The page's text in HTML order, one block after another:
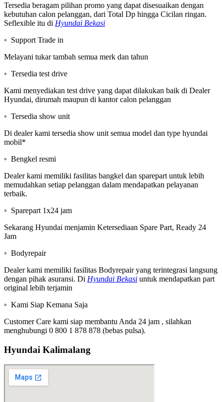
Tersedia beragam pilihan promo yang dapat disesuaikan dengan
kebutuhan calon pelanggan, dari Total Dp hingga Cicilan ringan.
Seflexible itu di Hyundai Bekasi
◦ Support Trade in
Melayani tukar tambah semua merk dan tahun
◦ Tersedia test drive
Kami menyediakan test drive yang dapat dilakukan baik di Dealer
Hyundai, dirumah maupun di kantor calon pelanggan
◦ Tersedia show unit
Di dealer kami tersedia show unit semua model dan type hyundai
mobil*
◦ Bengkel resmi
Dealer kami memiliki fasilitas bangkel dan sparepart untuk lebih
memudahkan setiap pelanggan dalam mendapatkan pelayanan
terbaik.
◦ Sparepart 1x24 jam
Sekarang Hyundai menjamin Ketersediaan Spare Part, Ready 24
Jam
◦ Bodyrepair
Dealer kami memiliki fasilitas Bodyrepair yang terintegrasi langsung
dengan pihak asuransi. Di Hyundai Bekasi untuk mendapatkan part
original lebih terjamin
◦ Kami Siap Kemana Saja
Customer Care kami siap membantu Anda 24 jam , silahkan
menghubungi 0 800 1 878 878 (bebas pulsa).
Hyundai Kalimalang